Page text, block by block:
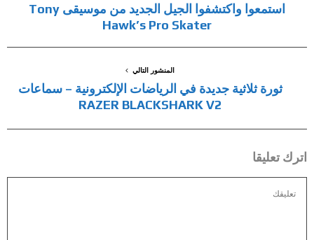
استمعوا واكتشفوا الجيل الجديد من موسيقى Tony
Hawk’s Pro Skater
المنشور التالي
ثورة ثلاثية جديدة في الرياضات الإلكترونية – سماعات
RAZER BLACKSHARK V2
اترك تعليقا